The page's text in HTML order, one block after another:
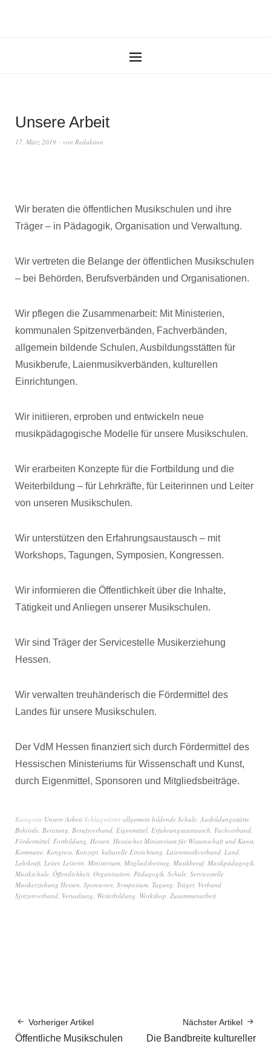
Unsere Arbeit
17. März 2019 von Redaktion
Wir beraten die öffentlichen Musikschulen und ihre
Träger – in Pädagogik, Organisation und Verwaltung.
Wir vertreten die Belange der öffentlichen Musikschulen
– bei Behörden, Berufsverbänden und Organisationen.
Wir pflegen die Zusammenarbeit: Mit Ministerien,
kommunalen Spitzenverbänden, Fachverbänden,
allgemein bildende Schulen, Ausbildungsstätten für
Musikberufe, Laienmusikverbänden, kulturellen
Einrichtungen.
Wir initiieren, erproben und entwickeln neue
musikpädagogische Modelle für unsere Musikschulen.
Wir erarbeiten Konzepte für die Fortbildung und die
Weiterbildung – für Lehrkräfte, für Leiterinnen und Leiter
von unseren Musikschulen.
Wir unterstützen den Erfahrungsaustausch – mit
Workshops, Tagungen, Symposien, Kongressen.
Wir informieren die Öffentlichkeit über die Inhalte,
Tätigkeit und Anliegen unserer Musikschulen.
Wir sind Träger der Servicestelle Musikerziehung
Hessen.
Wir verwalten treuhänderisch die Fördermittel des
Landes für unsere Musikschulen.
Der VdM Hessen finanziert sich durch Fördermittel des
Hessischen Ministeriums für Wissenschaft und Kunst,
durch Eigenmittel, Sponsoren und Mitgliedsbeiträge.
Kategorie Unsere Arbeit Schlagwörterallgemein bildende Schule, Ausbildungsstätte,
Behörde, Beratung, Berufsverband, Eigenmittel, Erfahrungsaustausch, Fachverband,
Fördermittel, Fortbildung, Hessen, Hessisches Ministerium für Wissenschaft und Kunst,
Kommune, Kongress, Konzept, kulturelle Einrichtung, Laienmusikverband, Land,
Lehrkraft, Leiter, Leiterin, Ministerium, Mitgliedsbeitrag, Musikberuf, Musikpädagogik,
Musikschule, Öffentlichkeit, Organisation, Pädagogik, Schule, Servicestelle
Musikerziehung Hessen, Sponsoren, Symposium, Tagung, Träger, Verband
Spitzenverband, Verwaltung, Weiterbildung, Workshop, Zusammenarbeit
Vorheriger Artikel
Öffentliche Musikschulen
Nächster Artikel
Die Bandbreite kultureller